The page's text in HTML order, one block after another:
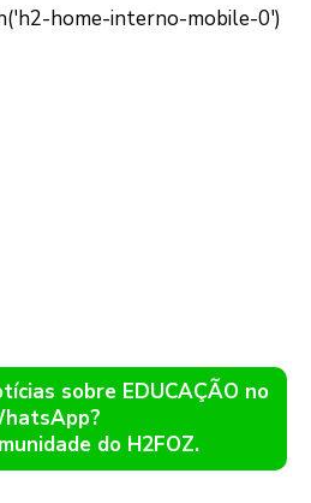
sobre EDUCAÇÃO no
do H2FOZ.